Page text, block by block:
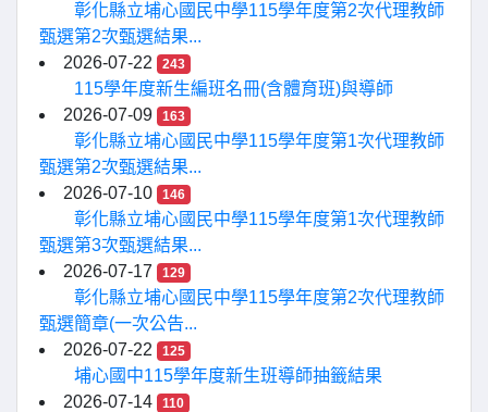
彰化縣立埔心國民中學115學年度第2次代理教師
甄選第2次甄選結果...
2026-07-22
243
115學年度新生編班名冊(含體育班)與導師
2026-07-09
163
彰化縣立埔心國民中學115學年度第1次代理教師
甄選第2次甄選結果...
2026-07-10
146
彰化縣立埔心國民中學115學年度第1次代理教師
甄選第3次甄選結果...
2026-07-17
129
彰化縣立埔心國民中學115學年度第2次代理教師
甄選簡章(一次公告...
2026-07-22
125
埔心國中115學年度新生班導師抽籤結果
2026-07-14
110